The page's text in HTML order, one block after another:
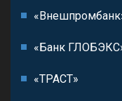
«Банк
«ТРАСТ»